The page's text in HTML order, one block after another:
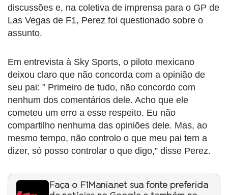
discussões e, na coletiva de imprensa para o GP de
Las Vegas de F1, Perez foi questionado sobre o
assunto.
Em entrevista à Sky Sports, o piloto mexicano
deixou claro que não concorda com a opinião de
seu pai: ” Primeiro de tudo, não concordo com
nenhum dos comentários dele. Acho que ele
cometeu um erro a esse respeito. Eu não
compartilho nenhuma das opiniões dele. Mas, ao
mesmo tempo, não controlo o que meu pai tem a
dizer, só posso controlar o que digo,” disse Perez.
Faça o F1Mania.net sua fonte preferida